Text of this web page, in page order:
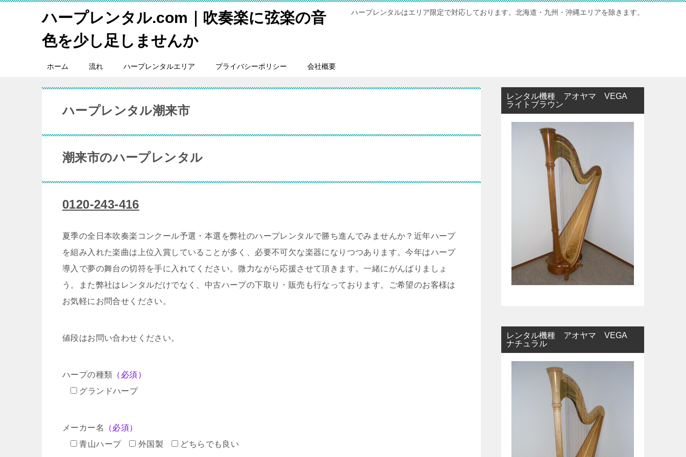
ハープレンタル.com｜吹奏楽に弦楽の音
色を少し足しませんか
ハープレンタルはエリア限定で対応しております。北海道・九州・沖縄エリアを除きます。
ホーム 流れ ハープレンタルエリア プライバシーポリシー 会社概要
ハープレンタル潮来市
潮来市のハープレンタル
0120-243-416
夏季の全日本吹奏楽コンクール予選・本選を弊社のハープレンタルで勝ち進んでみませんか？近年ハープ
を組み入れた楽曲は上位入賞していることが多く、必要不可欠な楽器になりつつあります。今年はハープ
導入で夢の舞台の切符を手に入れてください。微力ながら応援させて頂きます。一緒にがんばりましょ
う。また弊社はレンタルだけでなく、中古ハープの下取り・販売も行なっております。ご希望のお客様は
お気軽にお問合せください。
値段はお問い合わせください。
ハープの種類 （必須）
グランドハープ
メーカー名
（必須）
青山ハープ
外国製 どちらでも良い
レンタル機種 アオヤマ VEGA
ライトブラウン
レンタル機種 アオヤマ VEGA
ナチュラル